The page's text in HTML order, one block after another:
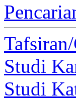
Studi
Studi